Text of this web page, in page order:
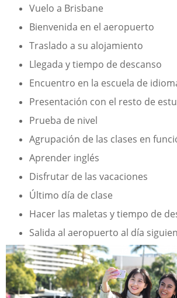
Vuelo a Brisbane
Bienvenida en el aeropuerto
Traslado a su alojamiento
Llegada y tiempo de descanso
Encuentro en la escuela de
Presentación con el resto de
Prueba de nivel
Agrupación de las clases en
Aprender inglés
Disfrutar de las vacaciones
Último día de clase
Hacer las maletas y tiempo de
Salida al aeropuerto al día